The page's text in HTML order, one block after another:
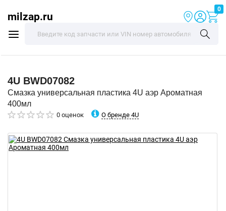
milzap.ru
0
4U BWD07082
Смазка универсальная пластика 4U аэр Ароматная
400мл
0 оценок О бренде 4U